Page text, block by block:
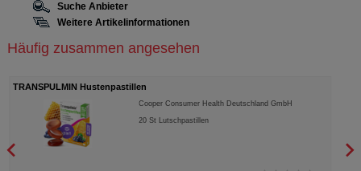
Suche Anbieter
Weitere Artikelinformationen
Häufig zusammen angesehen
TRANSPULMIN Hustenpastillen
Cooper Consumer Health Deutschland GmbH
20St Lutschpastillen